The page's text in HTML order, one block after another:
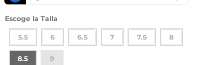
Talla
5.5 6 6.5 7 7.5 8
8.5 9